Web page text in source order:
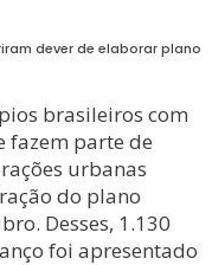
dever de elaborar plano
brasileiros com
fazem parte de
urbanas
do plano
Desses, 1.130
foi apresentado